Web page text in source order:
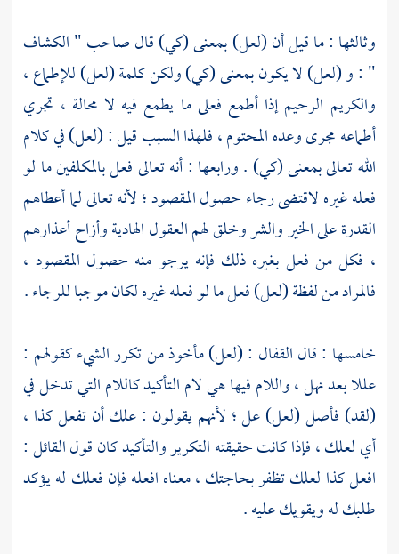
وثالثها : ما قيل أن (لعل) بمعنى (كي) قال صاحب " الكشاف
" : و (لعل) لا يكون بمعنى (كي) ولكن كلمة (لعل) للإطماع ،
والكريم الرحيم إذا أطمع فعلى ما يطمع فيه لا محالة ، تجري
أطماعه مجرى وعده المحتوم ، فلهذا السبب قيل : (لعل) في كلام
الله تعالى بمعنى (كي) . ورابعها : أنه تعالى فعل بالمكلفين ما لو
فعله غيره لاقتضى رجاء حصول المقصود ؛ لأنه تعالى لما أعطاهم
القدرة على الخير والشر وخلق لهم العقول الهادية وأزاح أعذارهم
، فكل من فعل بغيره ذلك فإنه يرجو منه حصول المقصود ،
فالمراد من لفظة (لعل) فعل ما لو فعله غيره لكان موجبا للرجاء .
خامسها : قال القفال : (لعل) مأخوذ من تكرر الشيء كقولهم :
عللا بعد نهل ، واللام فيها هي لام التأكيد كاللام التي تدخل في
(لقد) فأصل (لعل) عل ؛ لأنهم يقولون : علك أن تفعل كذا ،
أي لعلك ، فإذا كانت حقيقته التكرير والتأكيد كان قول القائل :
افعل كذا لعلك تظفر بحاجتك ، معناه افعله فإن فعلك له يؤكد
طلبك له ويقويك عليه .